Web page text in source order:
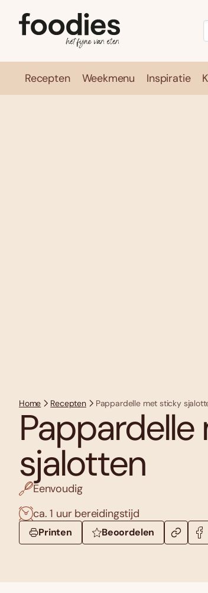
Recepten Weekmenu Inspiratie
Home Recepten Pappardelle met sticky
sjalotten
Eenvoudig
ca. 1 uur bereidingstijd
Printen Beoordelen